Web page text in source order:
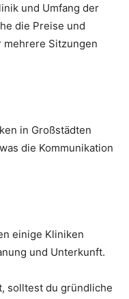
und Umfang der
die Preise und
mehrere Sitzungen
in Großstädten
die Kommunikation
einige Kliniken
und Unterkunft.
solltest du gründliche